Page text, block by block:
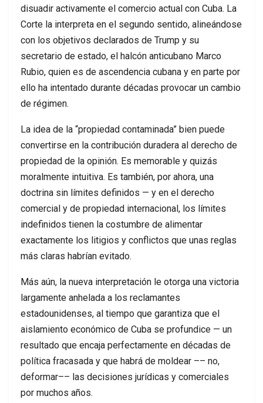
disuadir activamente el comercio actual con Cuba. La
Corte la interpreta en el segundo sentido, alineándose
con los objetivos declarados de Trump y su
secretario de estado, el halcón anticubano Marco
Rubio, quien es de ascendencia cubana y en parte por
ello ha intentado durante décadas provocar un cambio
de régimen.
La idea de la “propiedad contaminada” bien puede
convertirse en la contribución duradera al derecho de
propiedad de la opinión. Es memorable y quizás
moralmente intuitiva. Es también, por ahora, una
doctrina sin límites definidos — y en el derecho
comercial y de propiedad internacional, los límites
indefinidos tienen la costumbre de alimentar
exactamente los litigios y conflictos que unas reglas
más claras habrían evitado.
Más aún, la nueva interpretación le otorga una victoria
largamente anhelada a los reclamantes
estadounidenses, al tiempo que garantiza que el
aislamiento económico de Cuba se profundice — un
resultado que encaja perfectamente en décadas de
política fracasada y que habrá de moldear –– no,
deformar–– las decisiones jurídicas y comerciales
por muchos años.